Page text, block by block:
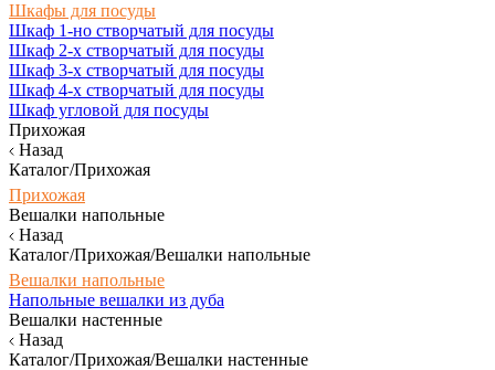
Шкафы для посуды
Шкаф 1-но створчатый для посуды
Шкаф 2-х створчатый для посуды
Шкаф 3-х створчатый для посуды
Шкаф 4-х створчатый для посуды
Шкаф угловой для посуды
Прихожая
Назад
Каталог/Прихожая
Прихожая
Вешалки напольные
Назад
Каталог/Прихожая/Вешалки напольные
Вешалки напольные
Напольные вешалки из дуба
Вешалки настенные
Назад
Каталог/Прихожая/Вешалки настенные